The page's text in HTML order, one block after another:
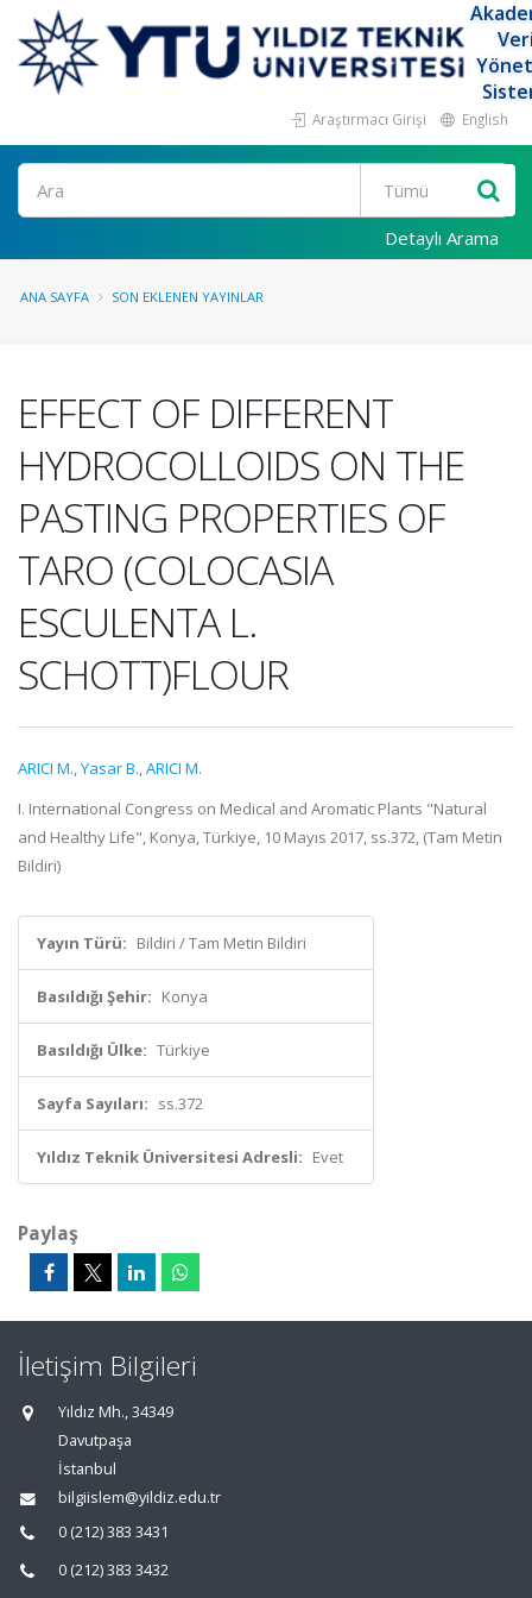
Araştırmacı Girişi English
Ara
Detaylı Arama
ANA SAYFA SON EKLENEN YAYINLAR
EFFECT OF DIFFERENT
HYDROCOLLOIDS ON THE
PASTING PROPERTIES OF
TARO (COLOCASIA
ESCULENTA L.
SCHOTT)FLOUR
ARICI M.,Yasar B.,ARICI M.
I. International Congress on Medical and Aromatic Plants "Natural
and Healthy Life", Konya, Türkiye, 10 Mayıs 2017, ss.372, (Tam Metin
Bildiri)
Yayın Türü: Bildiri / Tam Metin Bildiri
Basıldığı Şehir: Konya
Basıldığı Ülke: Türkiye
Sayfa Sayıları: ss.372
Yıldız Teknik Üniversitesi Adresli: Evet
Paylaş
İletişim Bilgileri
Yıldız Mh., 34349
Davutpaşa
İstanbul
bilgiislem@yildiz.edu.tr
0 (212) 383 3431
0 (212) 383 3432